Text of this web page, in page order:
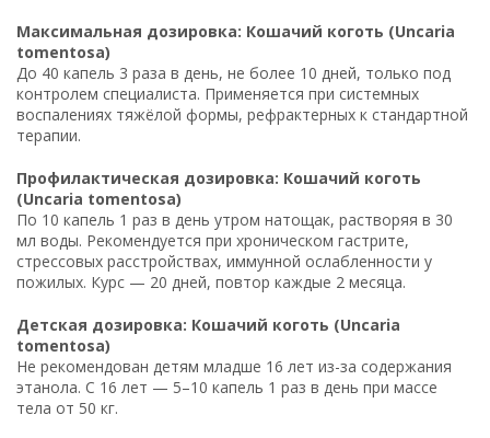
Максимальная дозировка: Кошачий коготь (Uncaria
tomentosa)
До 40 капель 3 раза в день, не более 10 дней, только под
контролем специалиста. Применяется при системных
воспалениях тяжёлой формы, рефрактерных к стандартной
терапии.
Профилактическая дозировка: Кошачий коготь
(Uncaria tomentosa)
По 10 капель 1 раз в день утром натощак, растворяя в 30
мл воды. Рекомендуется при хроническом гастрите,
стрессовых расстройствах, иммунной ослабленности у
пожилых. Курс — 20 дней, повтор каждые 2 месяца.
Детская дозировка: Кошачий коготь (Uncaria
tomentosa)
Не рекомендован детям младше 16 лет из-за содержания
этанола. С 16 лет — 5–10 капель 1 раз в день при массе
тела от 50 кг.